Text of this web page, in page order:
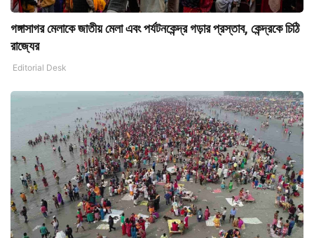
গঙ্গাসাগর মেলাকে জাতীয় মেলা এবং পর্যটনকেন্দ্র গড়ার প্রস্তাব, কেন্দ্রকে চিঠি
রাজ্যের
Editorial Desk